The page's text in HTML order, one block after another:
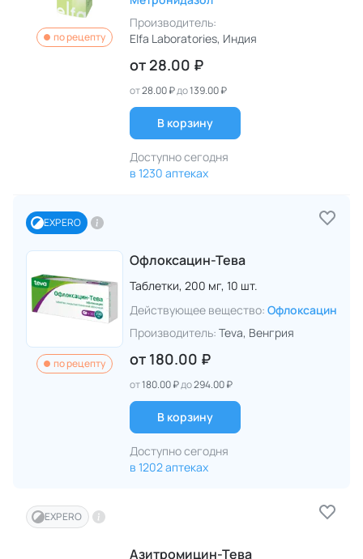
по рецепту
Производитель:
Elfa Laboratories, Индия
от 28.00 ₽
от28.00 ₽до139.00 ₽
В корзину
Доступно сегодня
в 1230 аптеках
EXPERO
по рецепту
Офлоксацин-Тева
Таблетки, 200 мг, 10 шт.
Действующее вещество: Офлоксацин
Производитель: Teva, Венгрия
от 180.00 ₽
от180.00 ₽до294.00 ₽
В корзину
Доступно сегодня
в 1202 аптеках
EXPERO
Азитромицин-Тева